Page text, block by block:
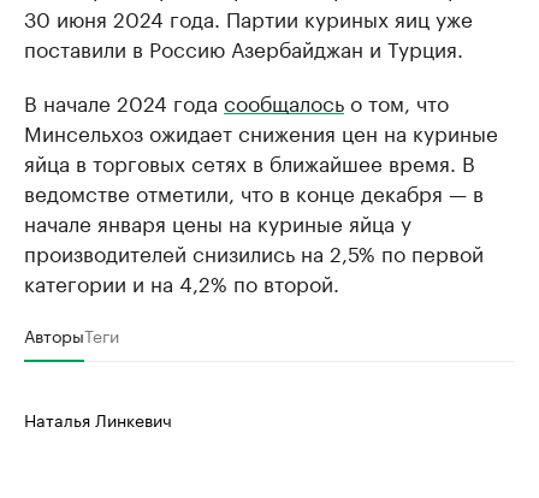
30 июня 2024 года. Партии куриных яиц уже
поставили в Россию Азербайджан и Турция.
В начале 2024 года сообщалосьо том, что
Минсельхоз ожидает снижения цен на куриные
яйца в торговых сетях в ближайшее время. В
ведомстве отметили, что в конце декабря — в
начале января цены на куриные яйца у
производителей снизились на 2,5% по первой
категории и на 4,2% по второй.
АвторыТеги
Наталья Линкевич